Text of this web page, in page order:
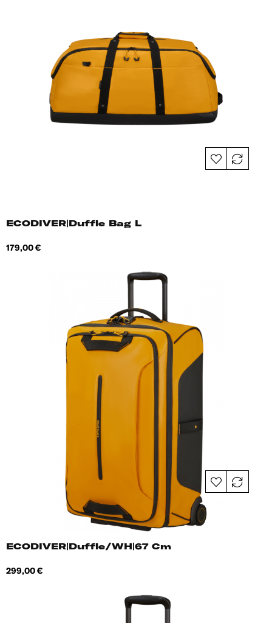
ECODIVER|Duffle Bag L
Hind
179,00 €
ECODIVER|Duffle/WH|67 Cm
Hind
299,00 €